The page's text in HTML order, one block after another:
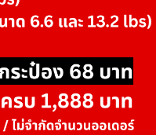
- +
ด